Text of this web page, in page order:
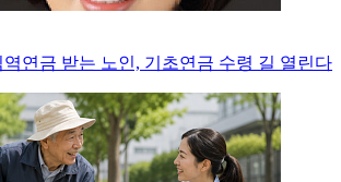
역연금 받는 노인, 기초연금 수령 길 열린다